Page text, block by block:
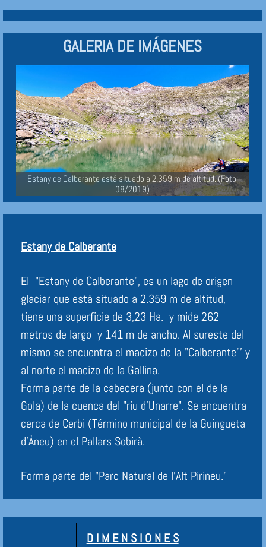
GALERIA DE IMÁGENES
Estany de Calberante está situado a 2.359 m de altitud. (Foto:
08/2019)
Estany de Calberante
El "Estany de Calberante", es un lago de origen
glaciar que está situado a 2.359 m de altitud,
tiene una superficie de 3,23 Ha. y mide 262
metros de largo y 141 m de ancho. Al sureste del
mismo se encuentra el macizo de la "Calberante"' y
al norte el macizo de la Gallina.
Forma parte de la cabecera (junto con el de la
Gola) de la cuenca del "riu d'Unarre". Se encuentra
cerca de Cerbi (Término municipal de la Guingueta
d'Àneu) en el Pallars Sobirà.
Forma parte del "Parc Natural de l'Alt Pirineu."
Fuente: Viquipèdia
D I M E N S I O N E S